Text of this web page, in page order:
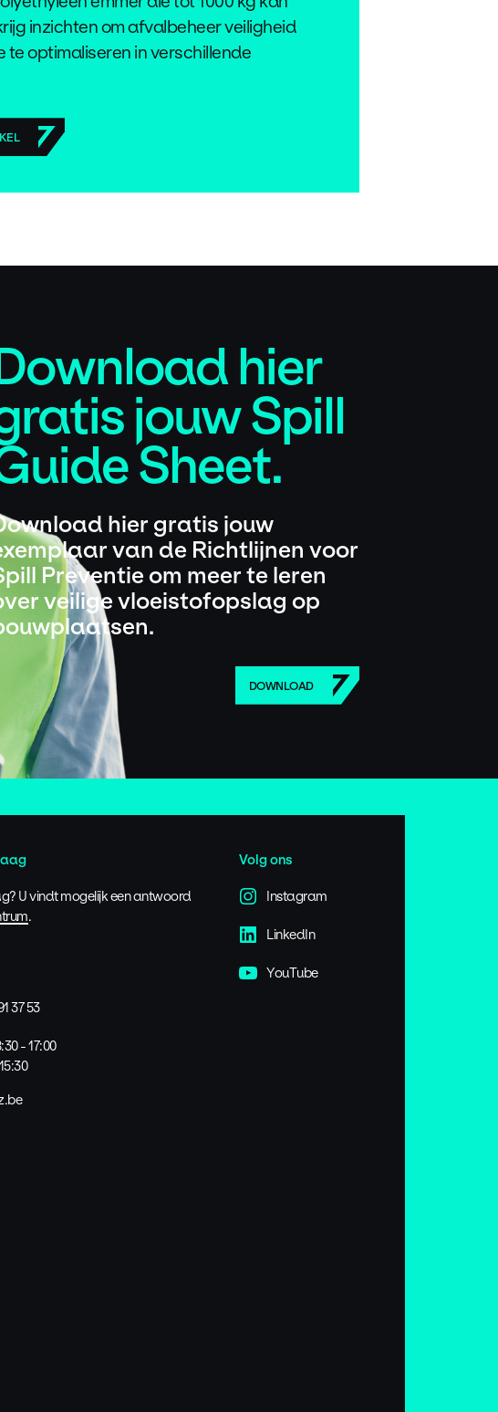
inzichten om afvalbeheer veiligheid
te optimaliseren in verschillende
hier
jouw Spill
Sheet.
hier gratis jouw
van de Richtlijnen voor
Preventie om meer te leren
veilige vloeistofopslag op
DOWNLOAD
U vindt mogelijk een antwoord
.
37 53
- 17:00
Volg ons
Instagram
LinkedIn
YouTube